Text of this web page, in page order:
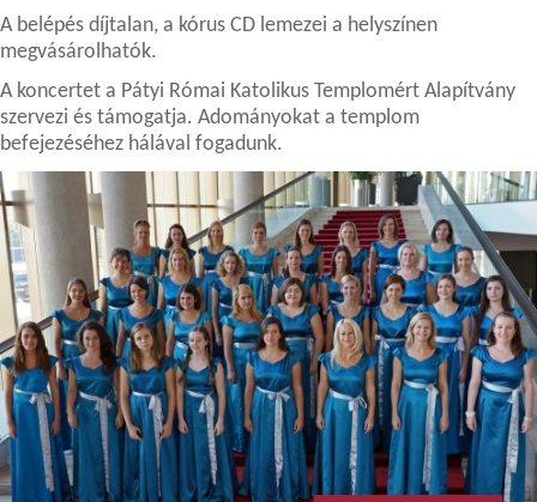
A belépés díjtalan, a kórus CD lemezei a helyszínen
megvásárolhatók.
A koncertet a Pátyi Római Katolikus Templomért Alapítvány
szervezi és támogatja. Adományokat a templom
befejezéséhez hálával fogadunk.